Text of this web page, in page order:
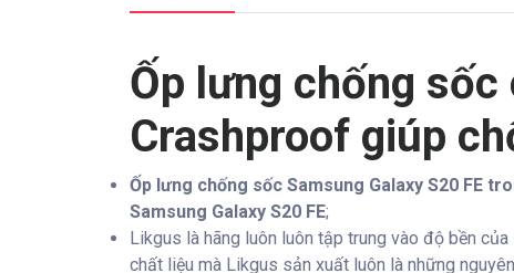
Ốp lưng chống sốc
Crashproof giúp
Ốp lưng chống sốc Samsung Galaxy S20 FE
Samsung Galaxy S20 FE;
Likgus là hãng luôn luôn tập trung vào độ bền
chất liệu mà Likgus sản xuất luôn là những